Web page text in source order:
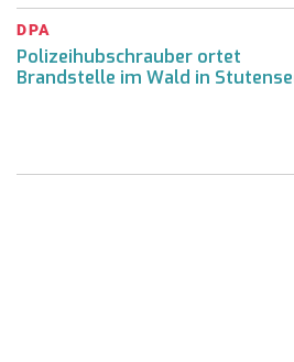
DPA
Polizeihubschrauber ortet
Brandstelle im Wald in